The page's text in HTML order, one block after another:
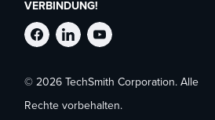
VERBINDUNG!
TechSmith
auf
TechSmith
auf
TechSmith
auf
© 2026 TechSmith Corporation. Alle
Rechte vorbehalten.